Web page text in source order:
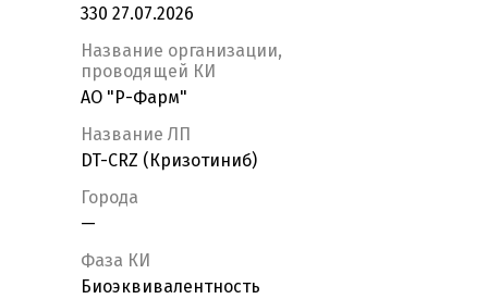
330 27.07.2026
Название организации,
проводящей КИ
АО "Р-Фарм"
Название ЛП
DT-CRZ (Кризотиниб)
Города
—
Фаза КИ
Биоэквивалентность